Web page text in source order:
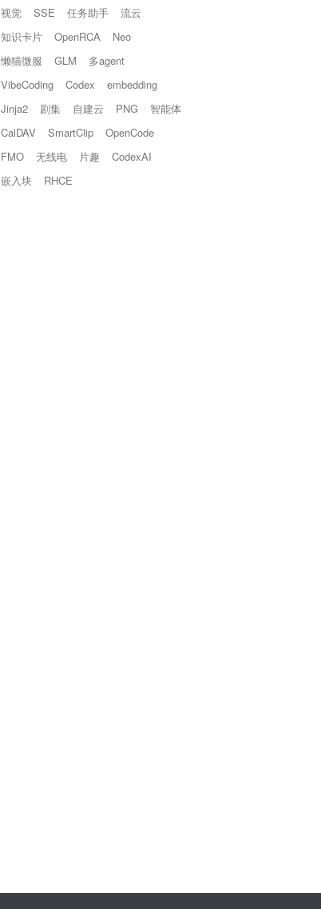
视觉 SSE 任务助手
流云
知识卡片
OpenRCA
Neo
懒猫微服
GLM
多agent
VibeCoding
Codex
embedding
Jinja2
剧集 自建云 PNG
智能体
CalDAV
SmartClip
OpenCode
FMO
无线电 片趣
CodexAI
嵌入块
RHCE